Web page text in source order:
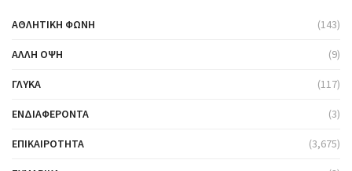
ΑΘΛΗΤΙΚΉ ΦΩΝΉ (143)
ΆΛΛΗ ΌΨΗ (9)
ΓΛΥΚΆ (117)
ΕΝΔΙΑΦΈΡΟΝΤΑ (3)
ΕΠΙΚΑΙΡΌΤΗΤΑ (3,675)